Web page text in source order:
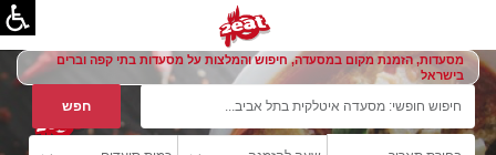
מסעדות, הזמנת מקום במסעדה, חיפוש והמלצות על מסעדות בתי קפה וברים
בישראל